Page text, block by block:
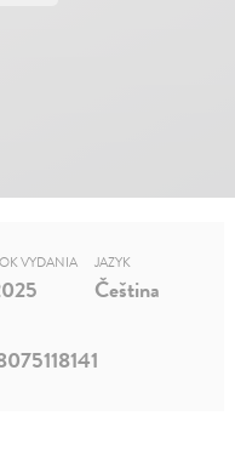
VYDANIA JAZYK
Čeština